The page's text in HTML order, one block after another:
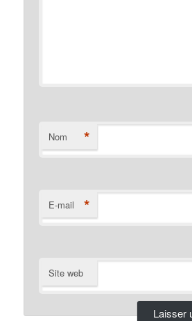
Nom *
E-mail *
Site web